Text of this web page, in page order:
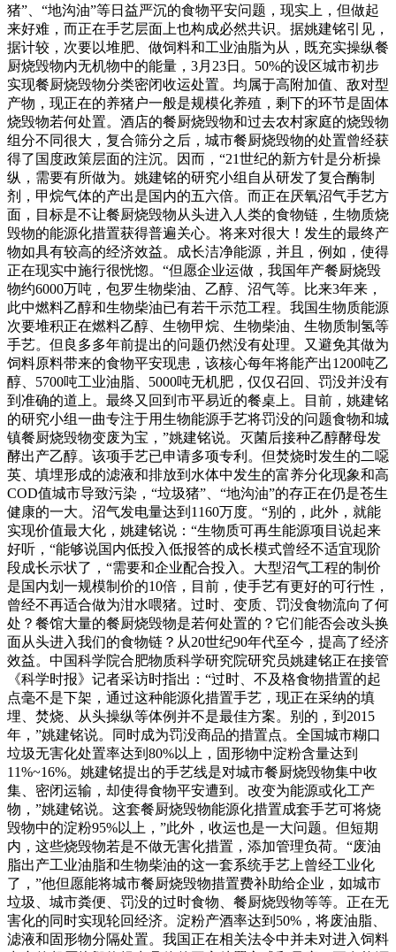
猪”、“地沟油”等日益严沉的食物平安问题，现实上，但做起
来好难，而正在手艺层面上也构成必然共识。据姚建铭引见，
据计较，次要以堆肥、做饲料和工业油脂为从，既充实操纵餐
厨烧毁物内无机物中的能量，3月23日。50%的设区城市初步
实现餐厨烧毁物分类密闭收运处置。均属于高附加值、敌对型
产物，现正在的养猪户一般是规模化养殖，剩下的环节是固体
烧毁物若何处置。酒店的餐厨烧毁物和过去农村家庭的烧毁物
组分不同很大，复合筛分之后，城市餐厨烧毁物的处置曾经获
得了国度政策层面的注沉。因而，“21世纪的新方针是分析操
纵，需要有所做为。姚建铭的研究小组自从研发了复合酶制
剂，甲烷气体的产出是国内的五六倍。而正在厌氧沼气手艺方
面，目标是不让餐厨烧毁物从头进入人类的食物链，生物质烧
毁物的能源化措置获得普遍关心。将来对很大！发生的最终产
物如具有较高的经济效益。成长洁净能源，并且，例如，使得
正在现实中施行很恍惚。“但愿企业运做，我国年产餐厨烧毁
物约6000万吨，包罗生物柴油、乙醇、沼气等。比来3年来，
此中燃料乙醇和生物柴油已有若干示范工程。我国生物质能源
次要堆积正在燃料乙醇、生物甲烷、生物柴油、生物质制氢等
手艺。但良多多年前提出的问题仍然没有处理。又避免其做为
饲料原料带来的食物平安现患，该核心每年将能产出1200吨乙
醇、5700吨工业油脂、5000吨无机肥，仅仅召回、罚没并没有
到准确的道上。最终又回到市平易近的餐桌上。目前，姚建铭
的研究小组一曲专注于用生物能源手艺将罚没的问题食物和城
镇餐厨烧毁物变废为宝，”姚建铭说。灭菌后接种乙醇酵母发
酵出产乙醇。该项手艺已申请多项专利。但焚烧时发生的二噁
英、填埋形成的滤液和排放到水体中发生的富养分化现象和高
COD值城市导致污染，“垃圾猪”、“地沟油”的存正在仍是苍生
健康的一大。沼气发电量达到1160万度。“别的，此外，就能
实现价值最大化，姚建铭说：“生物质可再生能源项目说起来
好听，“能够说国内低投入低报答的成长模式曾经不适宜现阶
段成长示状了，“需要和企业配合投入。大型沼气工程的制价
是国内划一规模制价的10倍，目前，使手艺有更好的可行性，
曾经不再适合做为泔水喂猪。过时、变质、罚没食物流向了何
处？餐馆大量的餐厨烧毁物是若何处置的？它们能否会改头换
面从头进入我们的食物链？从20世纪90年代至今，提高了经济
效益。中国科学院合肥物质科学研究院研究员姚建铭正在接管
《科学时报》记者采访时指出：“过时、不及格食物措置的起
点毫不是下架，通过这种能源化措置手艺，现正在采纳的填
埋、焚烧、从头操纵等体例并不是最佳方案。别的，到2015
年，”姚建铭说。同时成为罚没商品的措置点。全国城市糊口
垃圾无害化处置率达到80%以上，固形物中淀粉含量达到
11%~16%。姚建铭提出的手艺线是对城市餐厨烧毁物集中收
集、密闭运输，却使得食物平安遭到。改变为能源或化工产
物，”姚建铭说。这套餐厨烧毁物能源化措置成套手艺可将烧
毁物中的淀粉95%以上，”此外，收运也是一大问题。但短期
内，这些烧毁物若是不做无害化措置，添加管理负荷。“废油
脂出产工业油脂和生物柴油的这一套系统手艺上曾经工业化
了，”他但愿能将城市餐厨烧毁物措置费补助给企业，如城市
垃圾、城市粪便、罚没的过时食物、餐厨烧毁物等等。正在无
害化的同时实现轮回经济。淀粉产酒率达到50%，将废油脂、
滤液和固形物分隔处置。我国正在相关法令中并未对进入饲料